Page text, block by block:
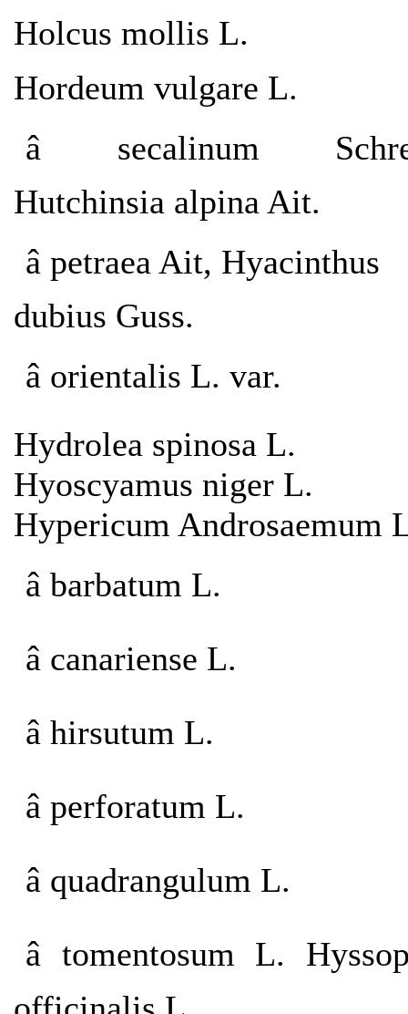
Holcus mollis L.
Hordeum vulgare L.
â secalinum
Hutchinsia alpina Ait.
â petraea Ait, Hyacinthus
dubius Guss.
â orientalis L. var.
Hydrolea spinosa L.
Hyoscyamus niger L.
Hypericum Androsaemum
â barbatum L.
â canariense L.
â hirsutum L.
â perforatum L.
â quadrangulum L.
â tomentosum L.